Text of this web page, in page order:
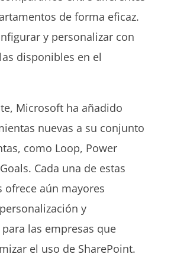
de forma eficaz.
y personalizar con
disponibles en el
Microsoft ha añadido
nuevas a su conjunto
como Loop, Power
Cada una de estas
ofrece aún mayores
y
las empresas que
el uso de SharePoint.